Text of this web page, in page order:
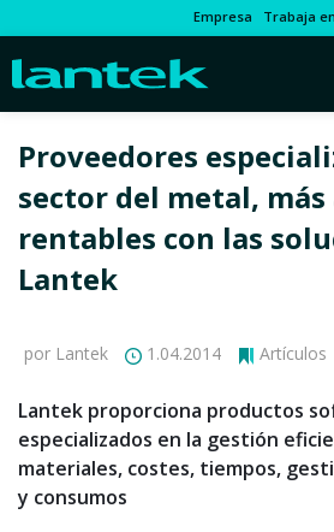
Empresa Trabaja
Proveedores
sector del metal,
rentables con las
Lantek
por Lantek 1.04.2014 Artículos
Lantek proporciona productos
especializados en la gestión
materiales, costes, tiempos,
y consumos